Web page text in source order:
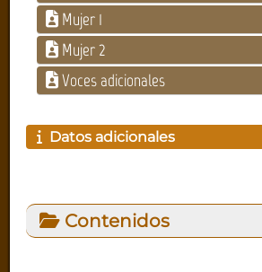
Mujer 1
Mujer 2
Voces adicionales
Datos adicionales
Contenidos